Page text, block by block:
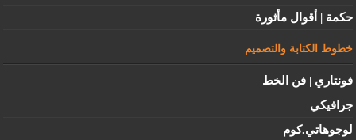
حكمة | أقوال مأثورة
خطوط الكتابة والتصميم
فونتاري | فن الخط
جرافيكي
لوجوهاتي.كوم